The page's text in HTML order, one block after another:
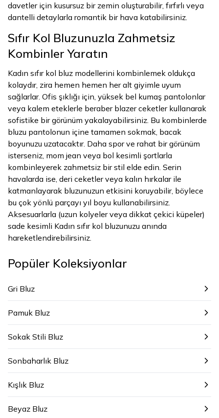
davetler için kusursuz bir zemin oluşturabilir, fırfırlı veya
dantelli detaylarla romantik bir hava katabilirsiniz.
Sıfır Kol Bluzunuzla Zahmetsiz
Kombinler Yaratın
Kadın sıfır kol bluz modellerini kombinlemek oldukça
kolaydır, zira hemen hemen her alt giyimle uyum
sağlarlar. Ofis şıklığı için, yüksek bel kumaş pantolonlar
veya kalem eteklerle beraber blazer ceketler kullanarak
sofistike bir görünüm yakalayabilirsiniz. Bu kombinlerde
bluzu pantolonun içine tamamen sokmak, bacak
boyunuzu uzatacaktır. Daha spor ve rahat bir görünüm
isterseniz, mom jean veya bol kesimli şortlarla
kombinleyerek zahmetsiz bir stil elde edin. Serin
havalarda ise, deri ceketler veya kalın hırkalar ile
katmanlayarak bluzunuzun etkisini koruyabilir, böylece
bu çok yönlü parçayı yıl boyu kullanabilirsiniz.
Aksesuarlarla (uzun kolyeler veya dikkat çekici küpeler)
sade kesimli Kadın sıfır kol bluzunuzu anında
hareketlendirebilirsiniz.
Popüler Koleksiyonlar
Gri Bluz
Pamuk Bluz
Sokak Stili Bluz
Sonbaharlık Bluz
Kışlık Bluz
Beyaz Bluz